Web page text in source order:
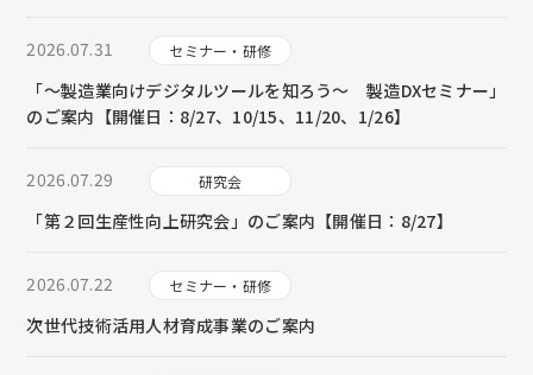
2026.07.31 セミナー・研修
「～製造業向けデジタルツールを知ろう～ 製造DXセミナー」
のご案内【開催日：8/27、10/15、11/20、1/26】
2026.07.29 研究会
「第２回生産性向上研究会」のご案内【開催日：8/27】
2026.07.22 セミナー・研修
次世代技術活用人材育成事業のご案内